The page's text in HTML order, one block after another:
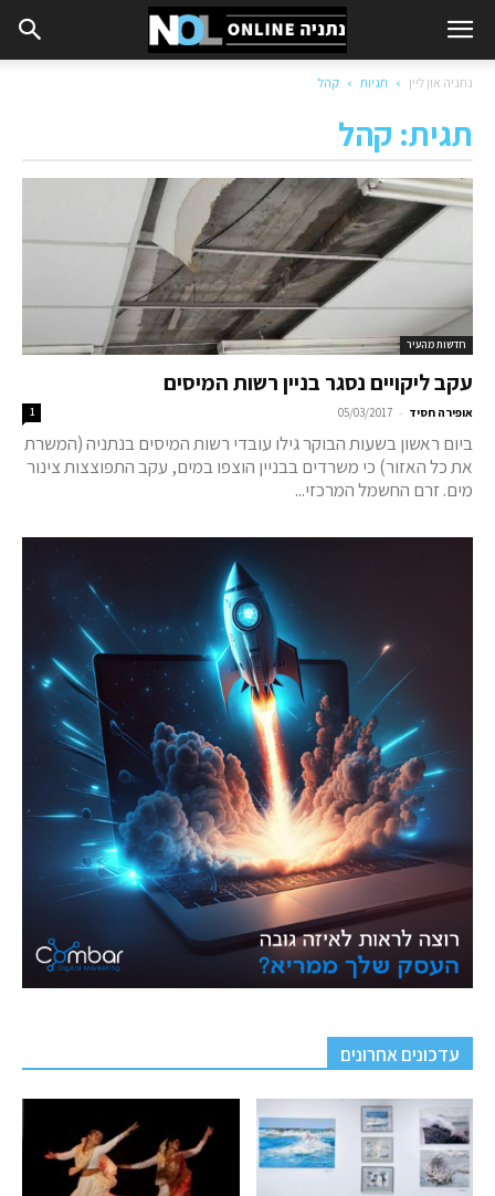
נתניה און ליין תגיות קהל
תגית: קהל
חדשות מהעיר
עקב ליקויים נסגר בניין רשות המיסים
אופירה חסיד -
05/03/2017
1
ביום ראשון בשעות הבוקר גילו עובדי רשות המיסים בנתניה (המשרת
את כל האזור) כי משרדים בבניין הוצפו במים, עקב התפוצצות צינור
מים. זרם החשמל המרכזי...
עדכונים אחרונים